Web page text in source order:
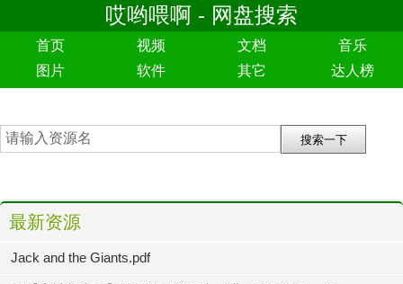
哎哟喂啊 - 网盘搜索
首页 视频 文档
音乐
图片
软件 其它 达人榜
最新资源
Jack and the Giants.pdf